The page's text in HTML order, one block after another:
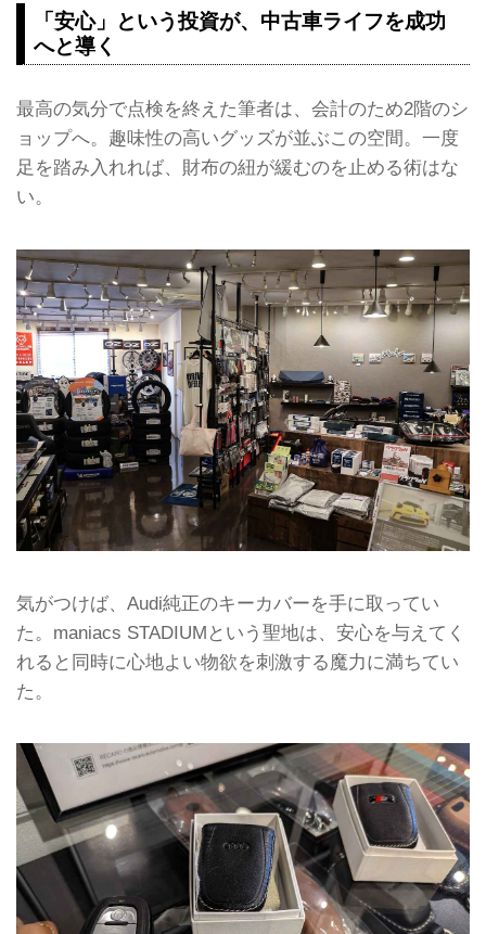
「安心」という投資が、中古車ライフを成功
へと導く
最高の気分で点検を終えた筆者は、会計のため2階のシ
ョップへ。趣味性の高いグッズが並ぶこの空間。一度
足を踏み入れれば、財布の紐が緩むのを止める術はな
い。
気がつけば、Audi純正のキーカバーを手に取ってい
た。maniacs STADIUMという聖地は、安心を与えてく
れると同時に心地よい物欲を刺激する魔力に満ちてい
た。